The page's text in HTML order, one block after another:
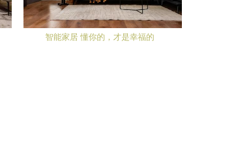
智能家居 懂你的，才是幸福的